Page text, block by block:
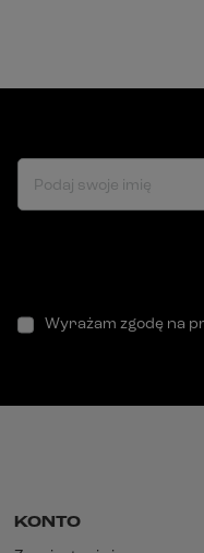
Podaj swoje imię
Wyrażam zgodę na
KONTO